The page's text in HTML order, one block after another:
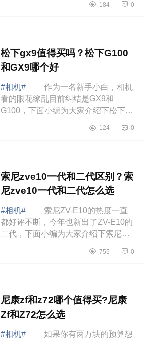
焦点，下面小编为大家介绍下松下
184 0
松下gx9值得买吗？松下G100
和GX9哪个好
#相机#
作为一名新手小白，相机
看的眼花缭乱目前纠结是GX9和
G100，下面小编为大家介绍下松下
好 松下gx9值得买吗 松下gx9
124 0
索尼zve10一代和二代区别？索
尼zve10一代和二代怎么选
#相机#
索尼ZV-E10的热度一直
都好评不断，今年也新出了ZV-E10的
二代，下面小编为大家介绍下索尼
代和二代怎么选 索尼zve10一代
755 0
尼康zf和z72哪个值得买?尼康
Zf和Z72怎么选
#相机#
如果你有两万块的预算想